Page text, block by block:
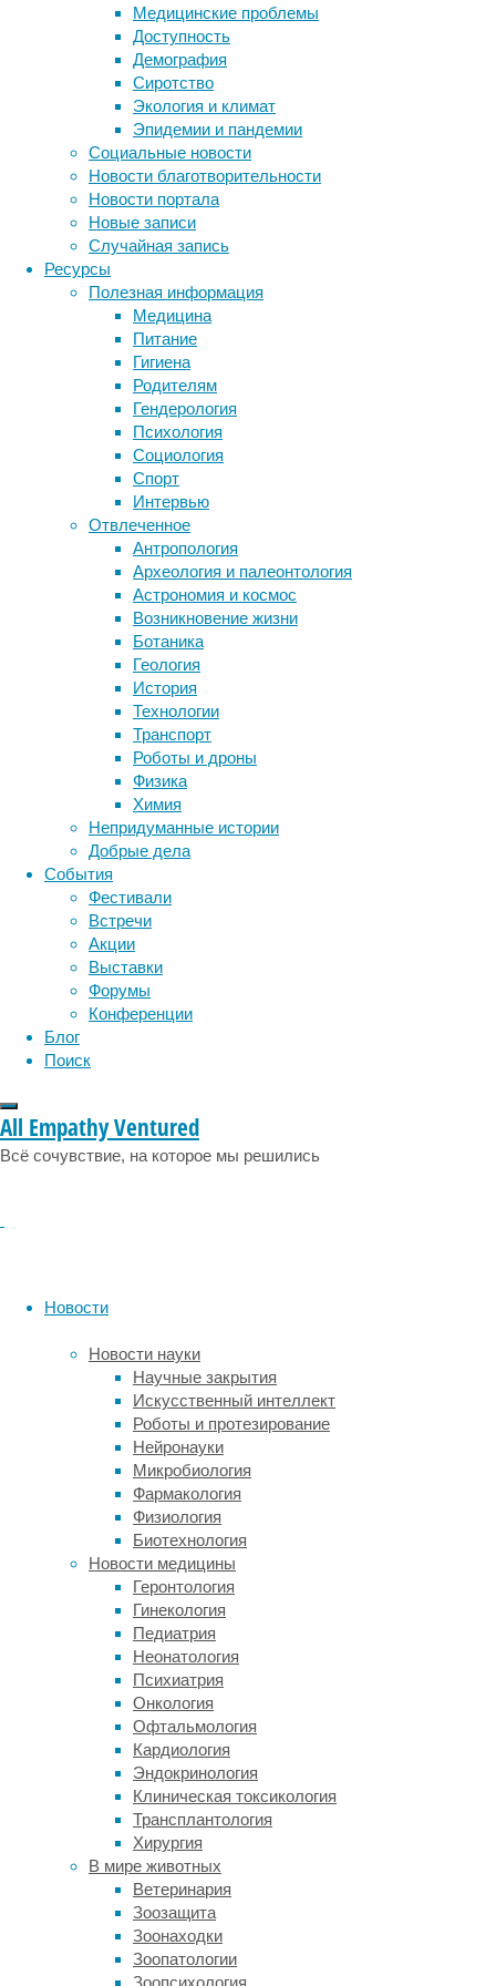
Медицинские проблемы
Доступность
Демография
Сиротство
Экология и климат
Эпидемии и пандемии
Социальные новости
Новости благотворительности
Новости портала
Новые записи
Случайная запись
Ресурсы
Полезная информация
Медицина
Питание
Гигиена
Родителям
Гендерология
Психология
Социология
Спорт
Интервью
Отвлеченное
Антропология
Археология и палеонтология
Астрономия и космос
Возникновение жизни
Ботаника
Геология
История
Технологии
Транспорт
Роботы и дроны
Физика
Химия
Непридуманные истории
Добрые дела
События
Фестивали
Встречи
Акции
Выставки
Форумы
Конференции
Блог
Поиск
All Empathy Ventured
Всё сочувствие, на которое мы решились
Новости
Новости науки
Научные закрытия
Искусственный интеллект
Роботы и протезирование
Нейронауки
Микробиология
Фармакология
Физиология
Биотехнология
Новости медицины
Геронтология
Гинекология
Педиатрия
Неонатология
Психиатрия
Онкология
Офтальмология
Кардиология
Эндокринология
Клиническая токсикология
Трансплантология
Хирургия
В мире животных
Ветеринария
Зоозащита
Зоонаходки
Зоопатологии
Зоопсихология
чтобы
каждый
клиент
был
обеспечен
качественной
и
удобной
рабочей
одеждой.
В
этой
статье
мы
расскажем
вам
преимуществах
аренды
спецодежды
нас,
а
также
ответим
на
некоторые
распространённые
вопросы.
Почему
стоит
выбрать
Систему
У
нас
безопасности
комфорта.
Мы
следим
за
тем,
чтобы
наша
рабочая
спецодежда
соответствовала
стандартам
качества
безопасности.
Кроме
того,
мы
предлагаем
широкий
ассортимент
моделей
для
разных
отраслей
профессий.
Вот
несколько
Метки
ДНК бактерии биология
биотехнология вирусы
генетика дети
здоровье
инструменты и методы
исследования
лекарства медицина
мозг наука
нейробиология
нейрофизиология
поведение
сон социальные проблемы
физиология
эмоции